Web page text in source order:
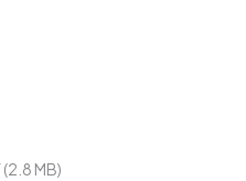
(2.8 MB)